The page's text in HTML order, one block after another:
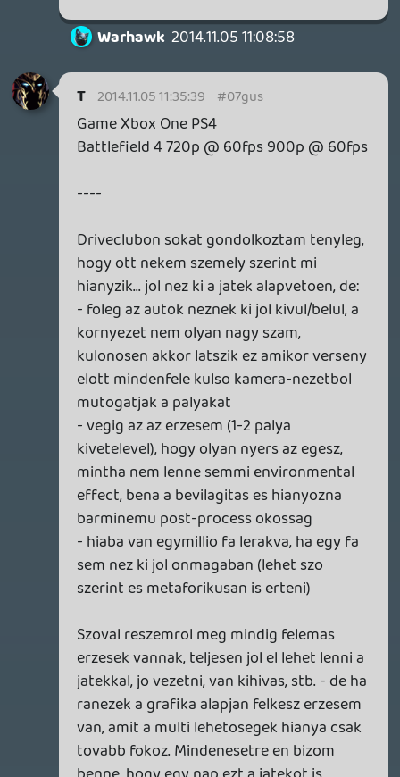
Kedves Szerkesztők! Lehetne frissíteni az
RSS-ben is a podcastet? A podcast-
alkalmazásom még mindig nem látja a
+ automatikusan leszedi. Előre is KÖSZ!
theSickness 2014.11.04 01:44:56 #07guk
Érdekes volt hallani, hogy kábé ugyanúgy
kapcsolatban, ahogyan én. Olyan másfél
puszta léte is felháborító. 🙂
2014.11.03 18:50:41 #07guj
iTunes?!
liquid 2014.11.03 15:29:32 #07gui
Az a békülős szex minőségétől függ.
Warhawk
friedmannt
Van még egy húzásod, utána elmehetsz.
Warhawk 2014.11.03 10:22:06
Warhawk 2014.11.03 10:22:06 #07gug
van meg egy huzasom? 🙂
Adeusz 2014.11.03 10:13:28 #07guf
Nálam ezek voltak a további remek
kisgyereket lekötő játékok, egyébként jó
téma én örültem neki, köszi liquid: